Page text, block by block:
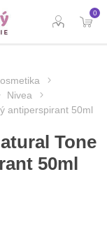
0
Nivea
antiperspirant 50ml
Tone
50ml